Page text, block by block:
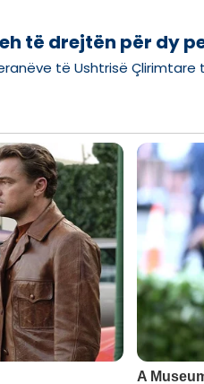
të drejtën për dy
të Ushtrisë